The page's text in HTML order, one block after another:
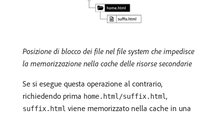
Posizione di blocco dei file nel file system che impedisce
la memorizzazione nella cache delle risorse secondarie
Se si esegue questa operazione al contrario,
richiedendo prima home.html/suffix.html,
suffix.html viene memorizzato nella cache in una